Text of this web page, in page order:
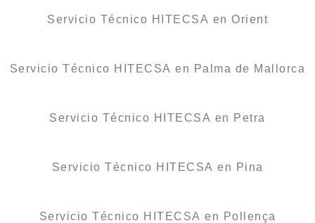
Servicio Técnico HITECSA en Orient
Servicio Técnico HITECSA en Palma de Mallorca
Servicio Técnico HITECSA en Petra
Servicio Técnico HITECSA en Pina
Servicio Técnico HITECSA en Pollença